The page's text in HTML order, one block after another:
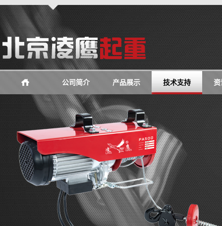
公司简介 产品展示 技术支持